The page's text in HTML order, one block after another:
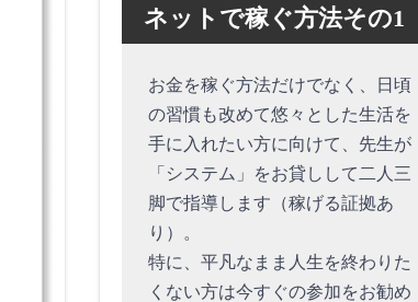
ネットで稼ぐ方法その1
お金を稼ぐ方法だけでなく、日頃
の習慣も改めて悠々とした生活を
手に入れたい方に向けて、先生が
「システム」をお貸しして二人三
脚で指導します（稼げる証拠あ
り）。
特に、平凡なまま人生を終わりた
くない方は今すぐの参加をお勧め